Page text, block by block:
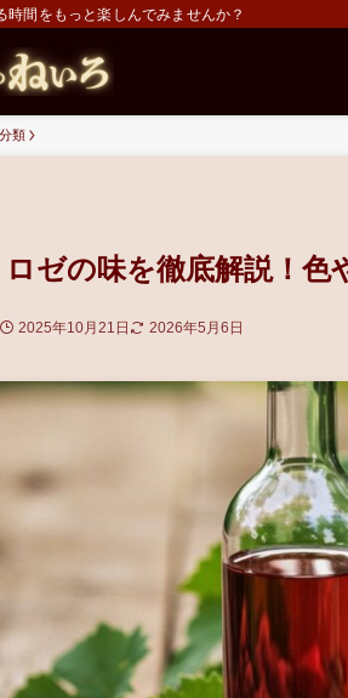
時間をもっと楽しんでみませんか？
類
ロゼの味を徹底解説！
2025年10月21日 2026年5月6日